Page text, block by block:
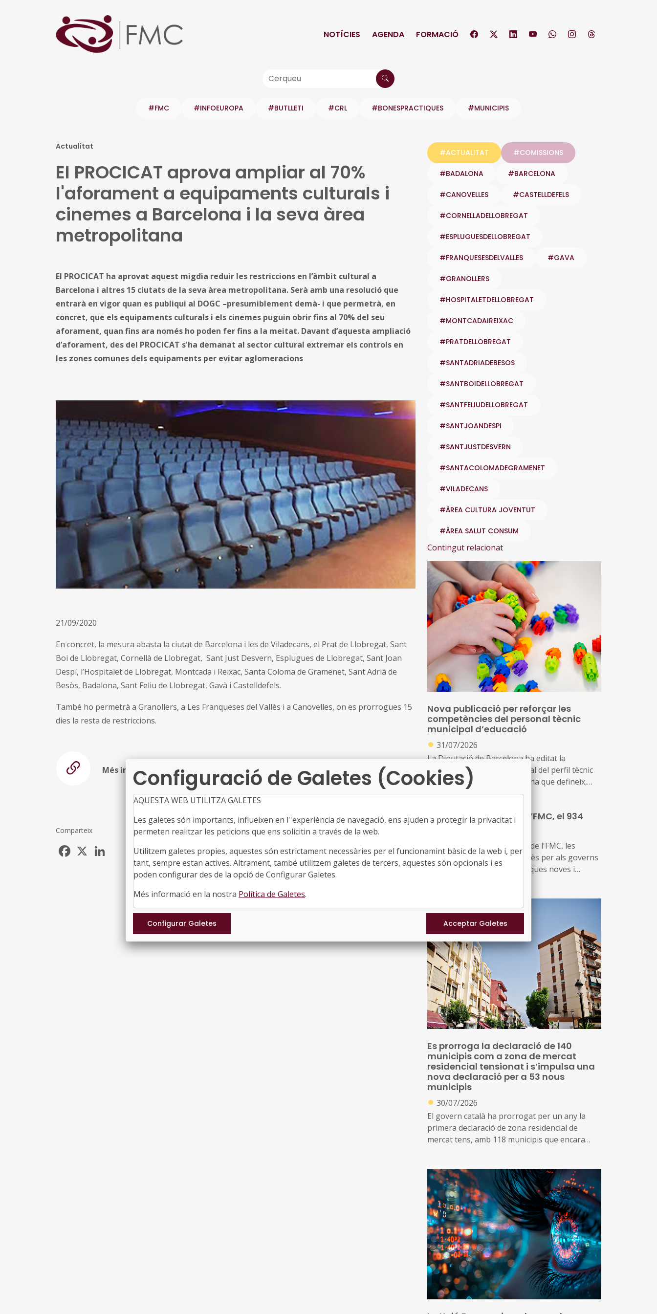
NOTÍCIES AGENDA FORMACIÓ
#FMC #INFOEUROPA #BUTLLETI #CRL #BONESPRACTIQUES #MUNICIPIS
Actualitat
El PROCICAT aprova ampliar al 70%
l'aforament a equipaments culturals i
cinemes a Barcelona i la seva àrea
metropolitana
El PROCICAT ha aprovat aquest migdia reduir les restriccions en l’àmbit cultural a
Barcelona i altres 15 ciutats de la seva àrea metropolitana. Serà amb una resolució que
entrarà en vigor quan es publiqui al DOGC –presumiblement demà- i que permetrà, en
concret, que els equipaments culturals i els cinemes puguin obrir fins al 70% del seu
aforament, quan fins ara només ho poden fer fins a la meitat. Davant d’aquesta ampliació
d’aforament, des del PROCICAT s'ha demanat al sector cultural extremar els controls en
les zones comunes dels equipaments per evitar aglomeracions
21/09/2020
En concret, la mesura abasta la ciutat de Barcelona i les de Viladecans, el Prat de Llobregat, Sant
Boi de Llobregat, Cornellà de Llobregat, Sant Just Desvern, Esplugues de Llobregat, Sant Joan
Despí, l’Hospitalet de Llobregat, Montcada i Reixac, Santa Coloma de Gramenet, Sant Adrià de
Besòs, Badalona, Sant Feliu de Llobregat, Gavà i Castelldefels.
També ho permetrà a Granollers, a Les Franqueses del Vallès i a Canovelles, on es prorrogues 15
dies la resta de restriccions.
Més informació
Comparteix
Facebook LinkedIn
#ACTUALITAT #COMISSIONS
#BADALONA #BARCELONA
#CANOVELLES #CASTELLDEFELS
#CORNELLADELLOBREGAT
#ESPLUGUESDELLOBREGAT
#FRANQUESESDELVALLES #GAVA
#GRANOLLERS
#HOSPITALETDELLOBREGAT
#MONTCADAIREIXAC
#PRATDELLOBREGAT
#SANTADRIADEBESOS
#SANTBOIDELLOBREGAT
#SANTFELIUDELLOBREGAT
#SANTJOANDESPI
#SANTJUSTDESVERN
#SANTACOLOMADEGRAMENET
#VILADECANS
#ÀREA CULTURA JOVENTUT
#ÀREA SALUT CONSUM
Contingut relacionat
Nova publicació per reforçar les
competències del personal tècnic
municipal d’educació
● 31/07/2026
La Diputació de Barcelona ha editat la
publicació ‘Marc competencial del perfil tècnic
municipal d’educació’, una eina que defineix,
ordena i enforteix el nou rol del personal tècnic
desenvolupament i la gestió de les polítiques
Nou butlletí digital de l’FMC, el 934
Les notícies sobre l'activitat de l'FMC, les
recents informacions d'interès per als governs
locals, les disposicions jurídiques noves i
recents sobre fons europeus
Es prorroga la declaració de 140
municipis com a zona de mercat
residencial tensionat i s’impulsa una
nova declaració per a 53 nous
municipis
● 30/07/2026
El govern català ha prorrogat per un any la
primera declaració de zona residencial de
mercat tens, amb 118 municipis que encara
A més, impulsa una nova declaració que inclou
altres 53 municipis que no es consideraven de
mercat tens, però que s’ha identificat que ara
compleixen les condicions per aplicar el topall
de preus
Configuració de Galetes (Cookies)
AQUESTA WEB UTILITZA GALETES
Les galetes són importants, influeixen en l''experiència de navegació, ens ajuden a protegir la privacitat i
permeten realitzar les peticions que ens solicitin a través de la web.
Utilitzem galetes propies, aquestes són estrictament necessàries per el funcionamint bàsic de la web i, per
tant, sempre estan actives. Altrament, també utilitzem galetes de tercers, aquestes són opcionals i es
poden configurar des de la opció de Configurar Galetes.
Més informació en la nostra Política de Galetes.